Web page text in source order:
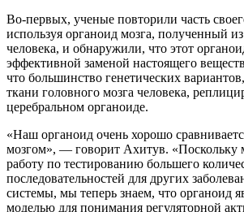
Во-первых, ученые повторили часть
используя органоид мозга, полученный
человека, и обнаружили, что этот
эффективной заменой настоящего
что большинство генетических
ткани головного мозга человека,
церебральном органоиде.
«Наш органоид очень хорошо
мозгом», — говорит Ахитув.
работу по тестированию большего
последовательностей для других
системы, мы теперь знаем, что органоид
моделью для понимания регуляторной